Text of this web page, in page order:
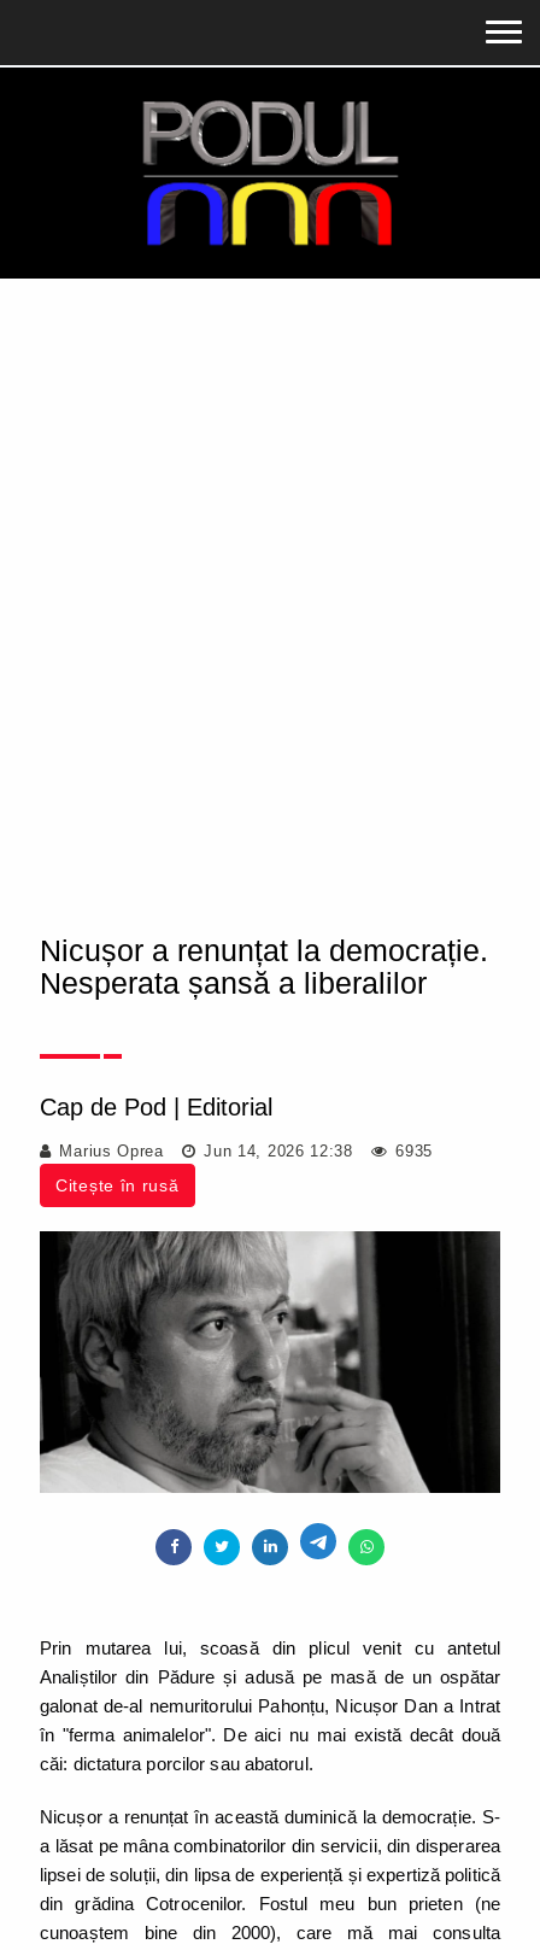
Nicușor a renunțat la democrație.
Nesperata șansă a liberalilor
Cap de Pod Editorial
Marius Oprea Jun 14, 2026 12:38 6935
Citește în rusă
Prin mutarea lui, scoasă din plicul venit cu antetul
Analiștilor din Pădure și adusă pe masă de un ospătar
galonat de-al nemuritorului Pahonțu, Nicușor Dan a Intrat
în "ferma animalelor". De aici nu mai există decât două
căi: dictatura porcilor sau abatorul.
Nicușor a renunțat în această duminică la democrație. S-
a lăsat pe mâna combinatorilor din servicii, din disperarea
lipsei de soluții, din lipsa de experiență și expertiză politică
din grădina Cotrocenilor. Fostul meu bun prieten (ne
cunoaștem bine din 2000), care mă mai consulta